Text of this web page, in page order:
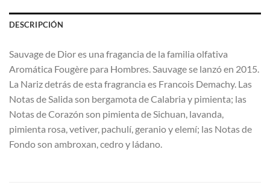
DESCRIPCIÓN
Sauvage de Dior es una fragancia de la familia olfativa
Aromática Fougère para Hombres. Sauvage se lanzó en 2015.
La Nariz detrás de esta fragrancia es Francois Demachy. Las
Notas de Salida son bergamota de Calabria y pimienta; las
Notas de Corazón son pimienta de Sichuan, lavanda,
pimienta rosa, vetiver, pachulí, geranio y elemí; las Notas de
Fondo son ambroxan, cedro y ládano.